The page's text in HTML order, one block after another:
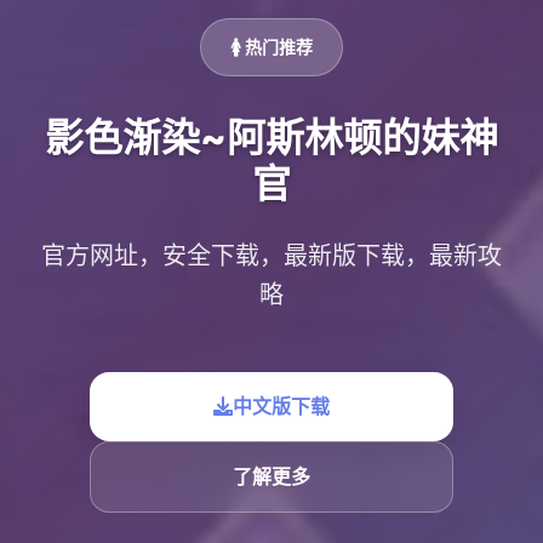
🚺 热门推荐
影色渐染~阿斯林顿的妹神
官
官方网址，安全下载，最新版下载，最新攻
略
中文版下载
了解更多